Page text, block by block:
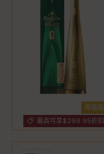
限量版
最高可享$299.95折扣